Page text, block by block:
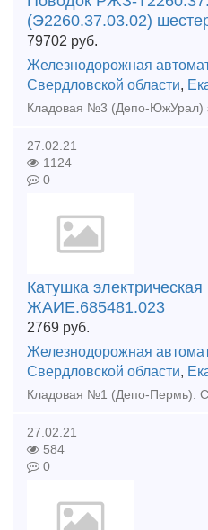
(Э2260.37.03.02)
79702 руб.
Железнодорожная
Свердловской области,
27.02.21
1124
0
Катушка
ЖАИЕ.685481.023
2769 руб.
Железнодорожная
Свердловской области,
27.02.21
584
0